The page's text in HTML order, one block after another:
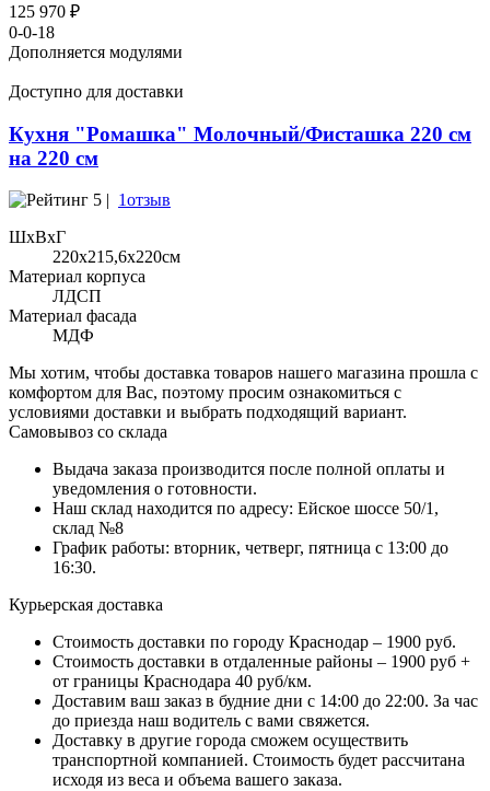
125 970 ₽
0-0-18
Дополняется модулями
Доступно для доставки
Кухня "Ромашка" Молочный/Фисташка 220 см
на 220 см
5 | 1отзыв
ШхВхГ
220x215,6х220см
Материал корпуса
ЛДСП
Материал фасада
МДФ
Мы хотим, чтобы доставка товаров нашего магазина прошла с
комфортом для Вас, поэтому просим ознакомиться с
условиями доставки и выбрать подходящий вариант.
Самовывоз со склада
Выдача заказа производится после полной оплаты и
уведомления о готовности.
Наш склад находится по адресу: Ейское шоссе 50/1,
склад №8
График работы: вторник, четверг, пятница с 13:00 до
16:30.
Курьерская доставка
Стоимость доставки по городу Краснодар – 1900 руб.
Стоимость доставки в отдаленные районы – 1900 руб +
от границы Краснодара 40 руб/км.
Доставим ваш заказ в будние дни с 14:00 до 22:00. За час
до приезда наш водитель с вами свяжется.
Доставку в другие города сможем осуществить
транспортной компанией. Стоимость будет рассчитана
исходя из веса и объема вашего заказа.